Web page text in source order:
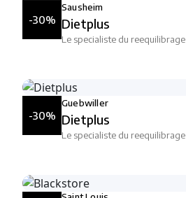
-30%
Sausheim
Dietplus
Le specialiste du
-30%
Guebwiller
Dietplus
Le specialiste du